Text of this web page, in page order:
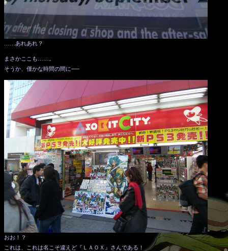
……あれあれ？
まさかここも……。
そうか、僅かな時間の間に──
おお！？
これは、これは名こそ違えど『ＬＡＯＸ』さんである！